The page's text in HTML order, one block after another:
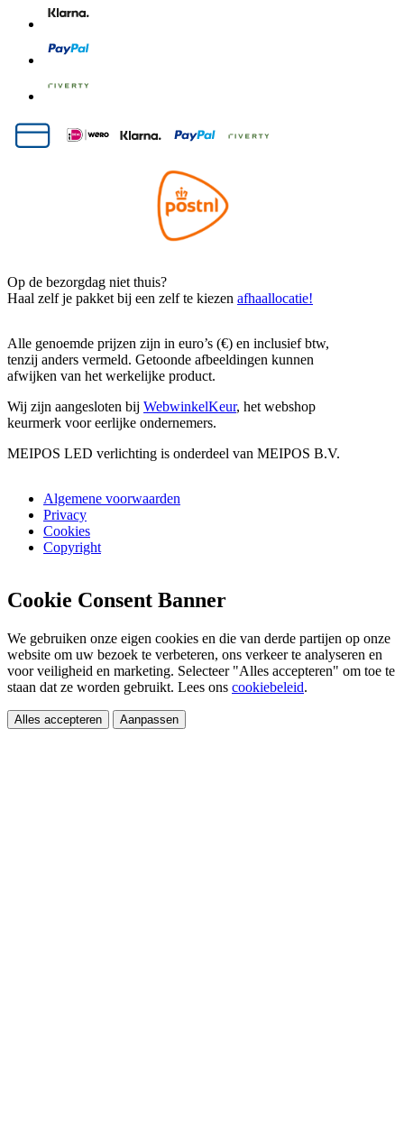
Op de bezorgdag niet thuis?
Haal zelf je pakket bij een zelf te kiezen afhaallocatie!
Alle genoemde prijzen zijn in euro’s (€) en inclusief btw,
tenzij anders vermeld. Getoonde afbeeldingen kunnen
afwijken van het werkelijke product.
Wij zijn aangesloten bij WebwinkelKeur, het webshop
keurmerk voor eerlijke ondernemers.
MEIPOS LED verlichting is onderdeel van MEIPOS B.V.
Algemene voorwaarden
Privacy
Cookies
Copyright
Cookie Consent Banner
We gebruiken onze eigen cookies en die van derde partijen op onze
website om uw bezoek te verbeteren, ons verkeer te analyseren en
voor veiligheid en marketing. Selecteer "Alles accepteren" om toe te
staan dat ze worden gebruikt. Lees ons cookiebeleid.
Alles accepteren Aanpassen